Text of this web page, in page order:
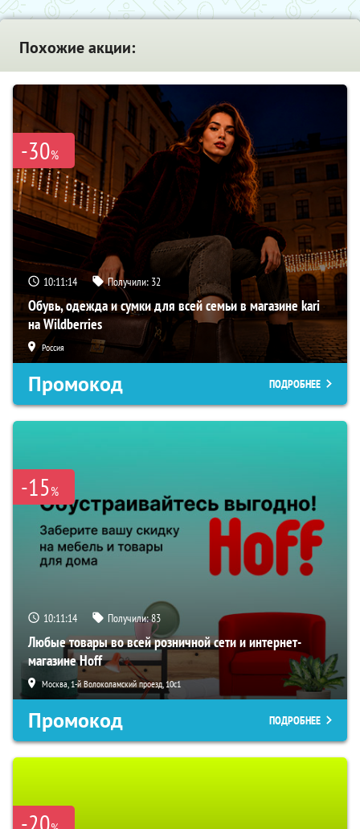
Похожие акции:
-30%
10:11:13 Получили: 32
Обувь, одежда и сумки для всей семьи в магазине kari
на Wildberries
Россия
Промокод ПОДРОБНЕЕ
-15%
10:11:13 Получили:83
Любые товары во всей розничной сети и интернет-
магазине Hoff
Москва, 1-й Волоколамский проезд, 10с1
Промокод ПОДРОБНЕЕ